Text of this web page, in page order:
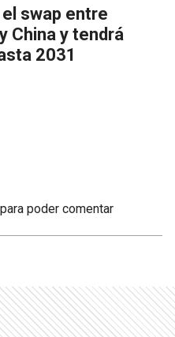
swap entre
China y tendrá
2031
para poder comentar